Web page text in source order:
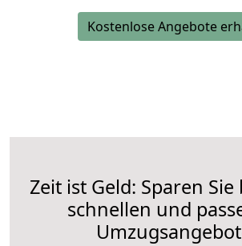
Kostenlose Angebote
Zeit ist Geld: Sparen
schnellen und